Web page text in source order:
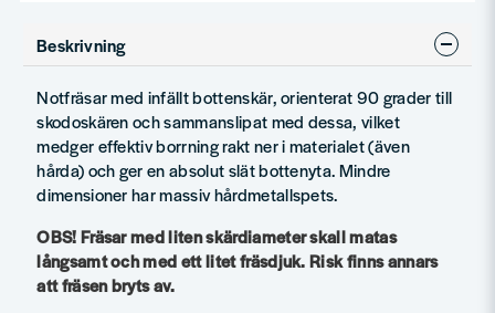
Beskrivning
Notfräsar med infällt bottenskär, orienterat 90 grader till
skodoskären och sammanslipat med dessa, vilket
medger effektiv borrning rakt ner i materialet (även
hårda) och ger en absolut slät bottenyta. Mindre
dimensioner har massiv hårdmetallspets.
OBS! Fräsar med liten skärdiameter skall matas
långsamt och med ett litet fräsdjuk. Risk finns annars
att fräsen bryts av.